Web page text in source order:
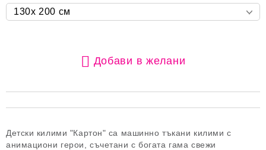
Детски килими "Картон" са машинно тъкани килими с
анимациони герои, съчетани с богата гама свежи
Добави в желани